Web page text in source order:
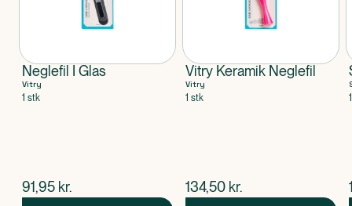
Neglefil I Glas
Vitry
1 stk
$nuværende pris
91,95 kr.
Vitry Keramik Neglefil
Vitry
1 stk
$nuværende pris
134,50 kr.